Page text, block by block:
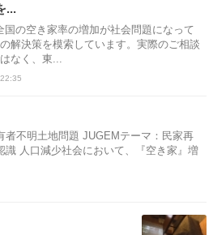
...
の空き家率の増加が社会問題になって
解決策を模索しています。実際のご相談
なく、東...
者不明土地問題 JUGEMテーマ：民家再
人口減少社会において、『空き家』増